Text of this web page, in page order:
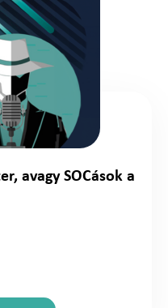
avagy SOCások a